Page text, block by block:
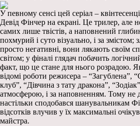
У певному сенсі цей серіал –
Девід Фінчер на екрані. Це трилер, але
самих лише твістів, а наповнений
похмурий і суто візуально, і за змістом;
просто негативні, вони лякають своїм
світом; у фіналі глядач побачить
факт, що це стане для нього розрадою.
відомі роботи режисера – “Загублена”,
клуб”, “Дівчина з тату дракона”,
атмосферою, і за наповненням. Тому не
настільки сподобався шанувальникам
відсотків влучив у їх максимальні
майстра.